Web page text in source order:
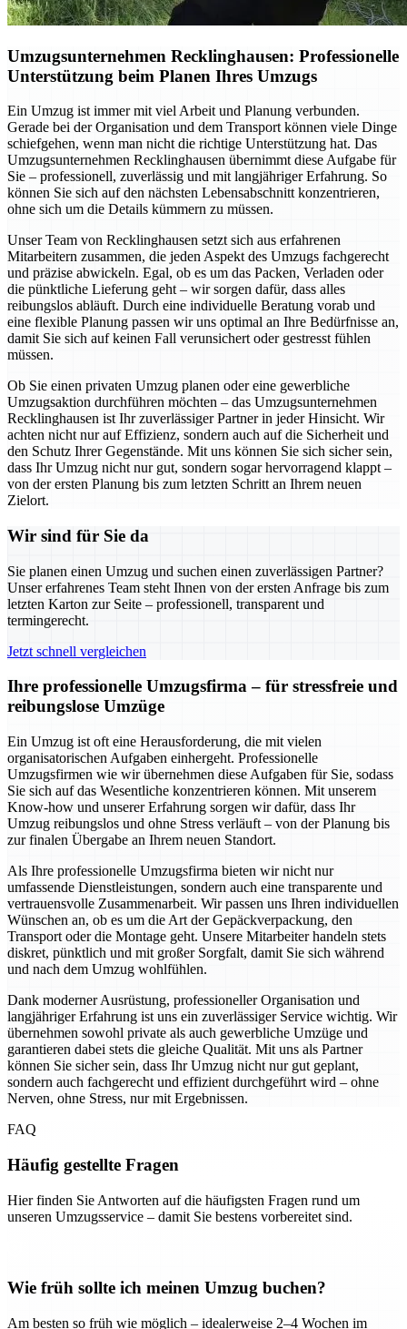
Umzugsunternehmen Recklinghausen: Professionelle
Unterstützung beim Planen Ihres Umzugs
Ein Umzug ist immer mit viel Arbeit und Planung verbunden.
Gerade bei der Organisation und dem Transport können viele Dinge
schiefgehen, wenn man nicht die richtige Unterstützung hat. Das
Umzugsunternehmen Recklinghausen übernimmt diese Aufgabe für
Sie – professionell, zuverlässig und mit langjähriger Erfahrung. So
können Sie sich auf den nächsten Lebensabschnitt konzentrieren,
ohne sich um die Details kümmern zu müssen.
Unser Team von Recklinghausen setzt sich aus erfahrenen
Mitarbeitern zusammen, die jeden Aspekt des Umzugs fachgerecht
und präzise abwickeln. Egal, ob es um das Packen, Verladen oder
die pünktliche Lieferung geht – wir sorgen dafür, dass alles
reibungslos abläuft. Durch eine individuelle Beratung vorab und
eine flexible Planung passen wir uns optimal an Ihre Bedürfnisse an,
damit Sie sich auf keinen Fall verunsichert oder gestresst fühlen
müssen.
Ob Sie einen privaten Umzug planen oder eine gewerbliche
Umzugsaktion durchführen möchten – das Umzugsunternehmen
Recklinghausen ist Ihr zuverlässiger Partner in jeder Hinsicht. Wir
achten nicht nur auf Effizienz, sondern auch auf die Sicherheit und
den Schutz Ihrer Gegenstände. Mit uns können Sie sich sicher sein,
dass Ihr Umzug nicht nur gut, sondern sogar hervorragend klappt –
von der ersten Planung bis zum letzten Schritt an Ihrem neuen
Zielort.
Wir sind für Sie da
Sie planen einen Umzug und suchen einen zuverlässigen Partner?
Unser erfahrenes Team steht Ihnen von der ersten Anfrage bis zum
letzten Karton zur Seite – professionell, transparent und
termingerecht.
Jetzt schnell vergleichen
Ihre professionelle Umzugsfirma – für stressfreie und
reibungslose Umzüge
Ein Umzug ist oft eine Herausforderung, die mit vielen
organisatorischen Aufgaben einhergeht. Professionelle
Umzugsfirmen wie wir übernehmen diese Aufgaben für Sie, sodass
Sie sich auf das Wesentliche konzentrieren können. Mit unserem
Know-how und unserer Erfahrung sorgen wir dafür, dass Ihr
Umzug reibungslos und ohne Stress verläuft – von der Planung bis
zur finalen Übergabe an Ihrem neuen Standort.
Als Ihre professionelle Umzugsfirma bieten wir nicht nur
umfassende Dienstleistungen, sondern auch eine transparente und
vertrauensvolle Zusammenarbeit. Wir passen uns Ihren individuellen
Wünschen an, ob es um die Art der Gepäckverpackung, den
Transport oder die Montage geht. Unsere Mitarbeiter handeln stets
diskret, pünktlich und mit großer Sorgfalt, damit Sie sich während
und nach dem Umzug wohlfühlen.
Dank moderner Ausrüstung, professioneller Organisation und
langjähriger Erfahrung ist uns ein zuverlässiger Service wichtig. Wir
übernehmen sowohl private als auch gewerbliche Umzüge und
garantieren dabei stets die gleiche Qualität. Mit uns als Partner
können Sie sicher sein, dass Ihr Umzug nicht nur gut geplant,
sondern auch fachgerecht und effizient durchgeführt wird – ohne
Nerven, ohne Stress, nur mit Ergebnissen.
FAQ
Häufig gestellte Fragen
Hier finden Sie Antworten auf die häufigsten Fragen rund um
unseren Umzugsservice – damit Sie bestens vorbereitet sind.
Wie früh sollte ich meinen Umzug buchen?
Am besten so früh wie möglich – idealerweise 2–4 Wochen im